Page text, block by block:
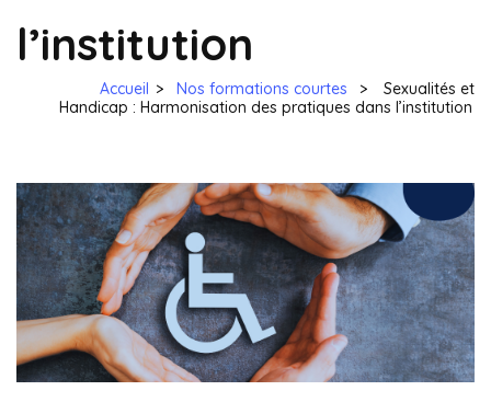
l’institution
Accueil > Nos formations courtes >
Sexualités et
Handicap : Harmonisation des pratiques dans l’institution